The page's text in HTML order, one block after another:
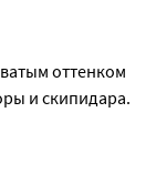
оттенком
и скипидара.